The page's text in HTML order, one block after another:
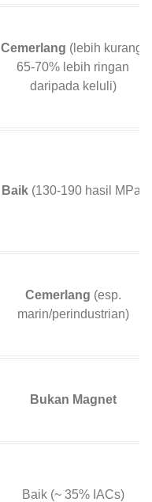
Cemerlang (lebih kurang.
65-70% lebih ringan
daripada keluli)
Baik(130-190 hasil MPa)
Cemerlang (esp.
marin/perindustrian)
Bukan Magnet
Baik (~ 35% IACs)